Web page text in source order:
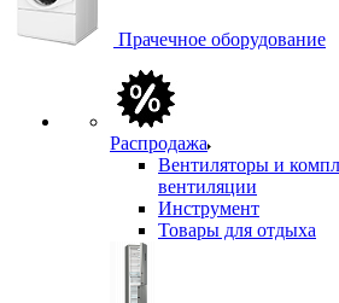
Прачечное оборудование
Распродажа
Вентиляторы и
вентиляции
Инструмент
Товары для отдыха